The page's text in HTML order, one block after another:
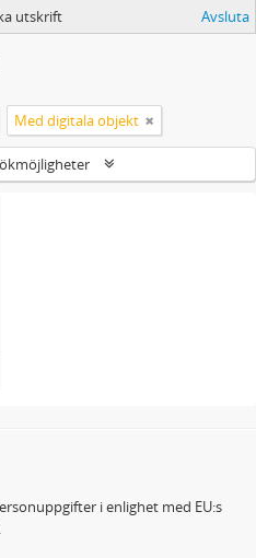
utskrift Avsluta
Med digitala objekt
i enlighet med EU:s